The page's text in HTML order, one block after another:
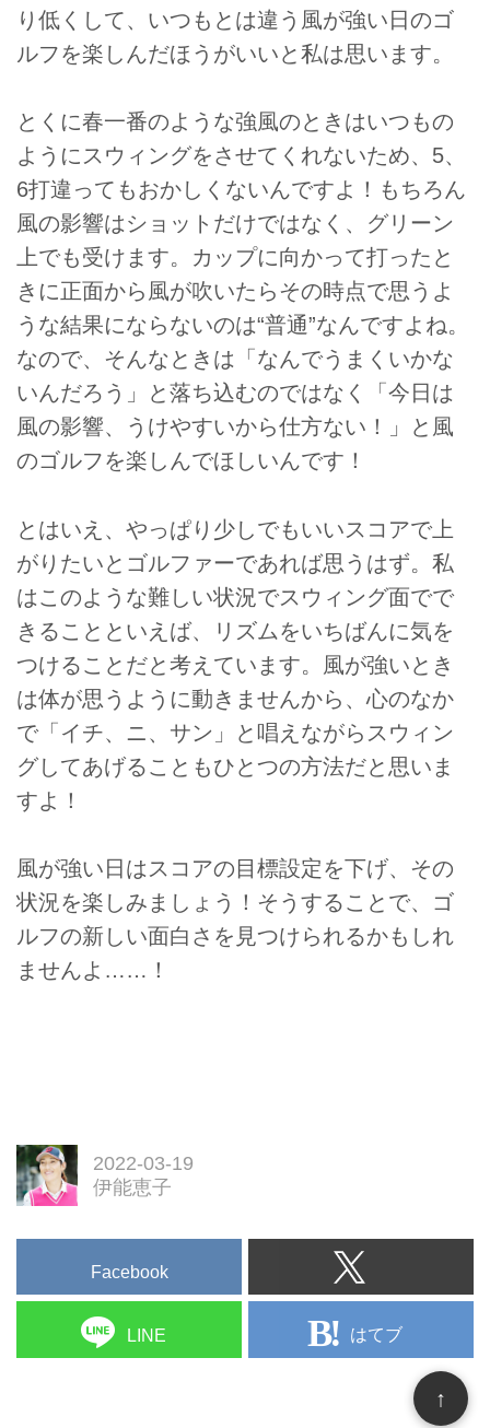
り低くして、いつもとは違う風が強い日のゴ
ルフを楽しんだほうがいいと私は思います。
とくに春一番のような強風のときはいつもの
ようにスウィングをさせてくれないため、5、
6打違ってもおかしくないんですよ！もちろん
風の影響はショットだけではなく、グリーン
上でも受けます。カップに向かって打ったと
きに正面から風が吹いたらその時点で思うよ
うな結果にならないのは“普通”なんですよね。
なので、そんなときは「なんでうまくいかな
いんだろう」と落ち込むのではなく「今日は
風の影響、うけやすいから仕方ない！」と風
のゴルフを楽しんでほしいんです！
とはいえ、やっぱり少しでもいいスコアで上
がりたいとゴルファーであれば思うはず。私
はこのような難しい状況でスウィング面でで
きることといえば、リズムをいちばんに気を
つけることだと考えています。風が強いとき
は体が思うように動きませんから、心のなか
で「イチ、ニ、サン」と唱えながらスウィン
グしてあげることもひとつの方法だと思いま
すよ！
風が強い日はスコアの目標設定を下げ、その
状況を楽しみましょう！そうすることで、ゴ
ルフの新しい面白さを見つけられるかもしれ
ませんよ……！
2022-03-19
伊能恵子
Facebook
LINE はてブ
↑